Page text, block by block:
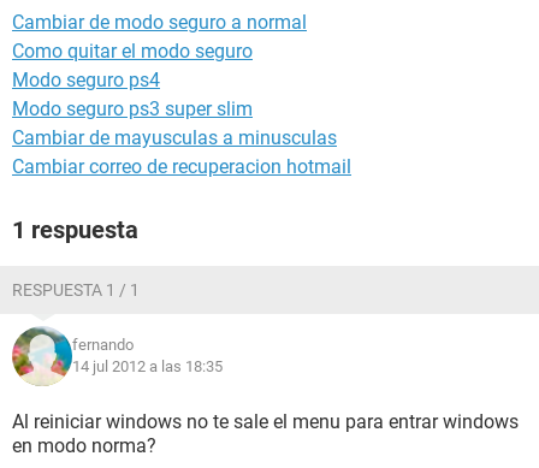
Cambiar de modo seguro a normal
Como quitar el modo seguro
Modo seguro ps4
Modo seguro ps3 super slim
Cambiar de mayusculas a minusculas
Cambiar correo de recuperacion hotmail
1 respuesta
RESPUESTA 1 / 1
fernando
14 jul 2012 a las 18:35
Al reiniciar windows no te sale el menu para entrar windows
en modo norma?